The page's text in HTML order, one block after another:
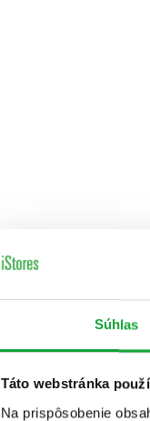
Súhlas
Táto webstránka
Na prispôsobenie